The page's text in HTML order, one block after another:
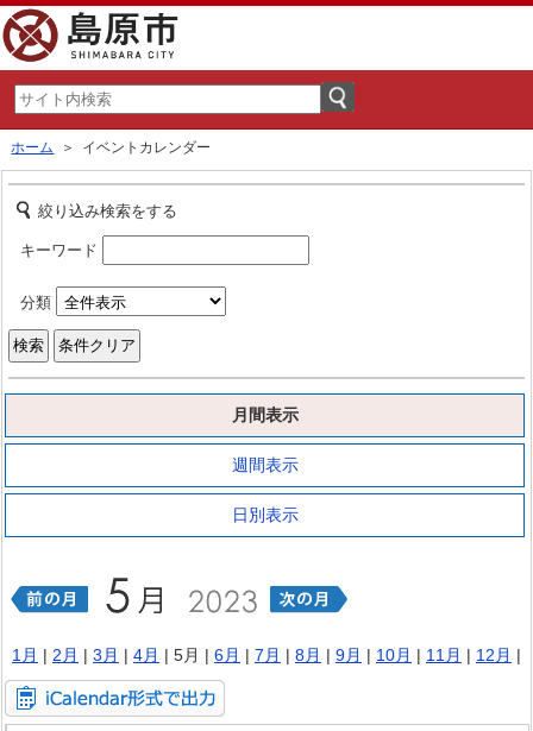
ホーム ＞ イベントカレンダー
絞り込み検索をする
キーワード
分類
月間表示
週間表示
日別表示
1月 | 2月 | 3月 | 4月 | 5月 | 6月 | 7月 | 8月 | 9月 | 10月 | 11月 | 12月 |